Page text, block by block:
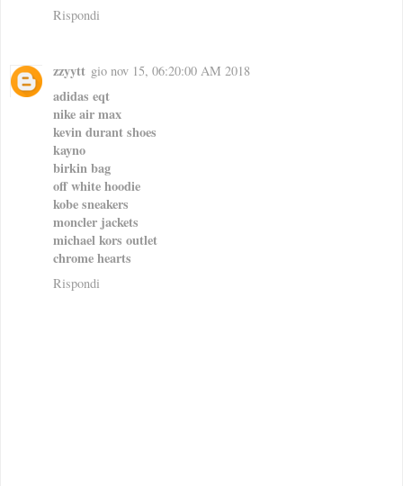
Rispondi
zzyytt gio nov 15, 06:20:00 AM 2018
adidas eqt
nike air max
kevin durant shoes
kayno
birkin bag
off white hoodie
kobe sneakers
moncler jackets
michael kors outlet
chrome hearts
Rispondi